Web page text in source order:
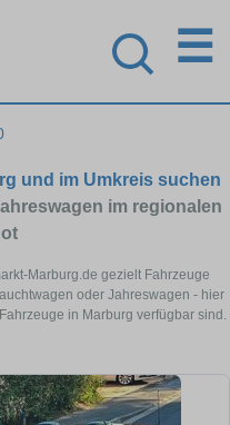
☰
und im Umkreis suchen
im regionalen
Marburg.de gezielt Fahrzeuge
oder Jahreswagen - hier
in Marburg verfügbar sind.